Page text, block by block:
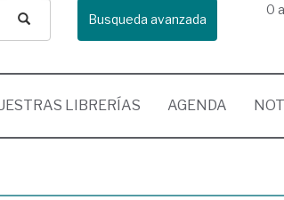
Busqueda avanzada
0
LIBRERÍAS AGENDA